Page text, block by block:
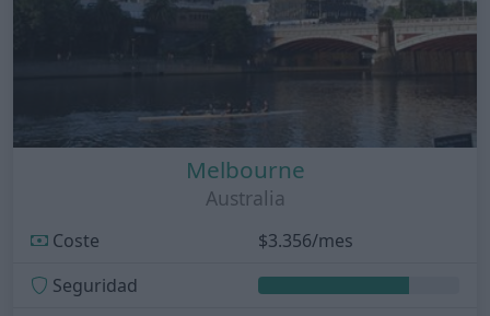
Melbourne
Australia
Coste
$3.356/mes
Seguridad